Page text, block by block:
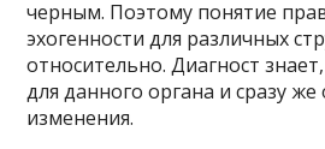
черным. Поэтому понятие
эхогенности для различных
относительно. Диагност
для данного органа и сразу
изменения.